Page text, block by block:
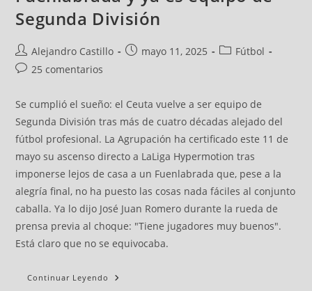
Segunda División
Alejandro Castillo mayo 11, 2025
Fútbol
25 comentarios
Se cumplió el sueño: el Ceuta vuelve a ser equipo de
Segunda División tras más de cuatro décadas alejado del
fútbol profesional. La Agrupación ha certificado este 11 de
mayo su ascenso directo a LaLiga Hypermotion tras
imponerse lejos de casa a un Fuenlabrada que, pese a la
alegría final, no ha puesto las cosas nada fáciles al conjunto
caballa. Ya lo dijo José Juan Romero durante la rueda de
prensa previa al choque: "Tiene jugadores muy buenos".
Está claro que no se equivocaba.
Continuar Leyendo